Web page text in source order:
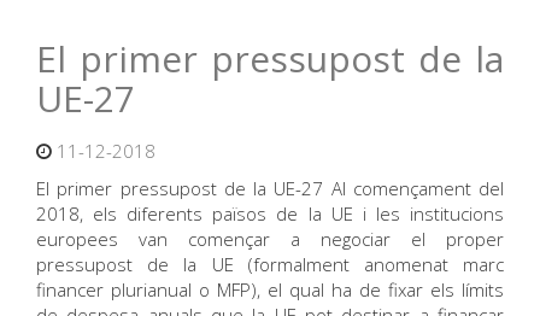
El primer pressupost de la
UE-27
11-12-2018
El primer pressupost de la UE-27 Al començament del
2018, els diferents països de la UE i les institucions
europees van començar a negociar el proper
pressupost de la UE (formalment anomenat marc
financer plurianual o MFP), el qual ha de fixar els límits